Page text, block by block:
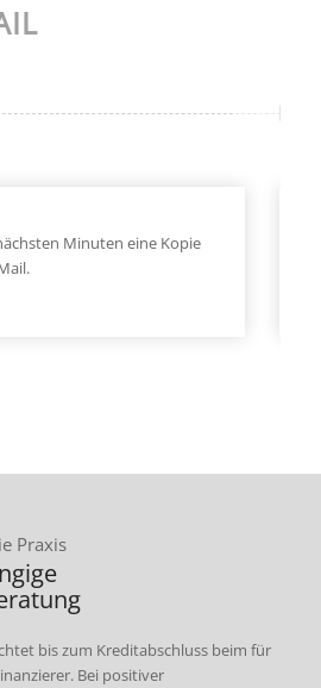
Minuten eine Kopie
Praxis
bis zum Kreditabschluss beim für
Bei positiver